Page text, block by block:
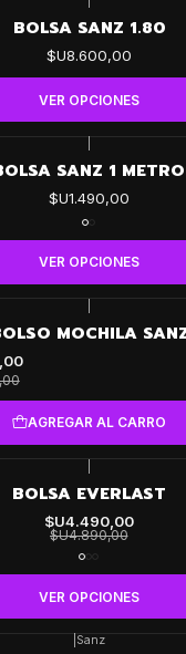
BOLSA SANZ 1.80
$U8.600,00
VER OPCIONES
SANZ 1 METRO
$U1.490,00
VER OPCIONES
MOCHILA
AGREGAR AL CARRO
BOLSA EVERLAST
$U4.490,00
$U4.890,00
VER OPCIONES
Sanz